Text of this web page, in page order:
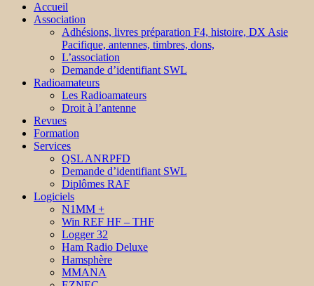
Accueil
Association
Adhésions, livres préparation F4, histoire, DX Asie
Pacifique, antennes, timbres, dons,
L’association
Demande d’identifiant SWL
Radioamateurs
Les Radioamateurs
Droit à l’antenne
Revues
Formation
Services
QSL ANRPFD
Demande d’identifiant SWL
Diplômes RAF
Logiciels
N1MM +
Win REF HF – THF
Logger 32
Ham Radio Deluxe
Hamsphère
MMANA